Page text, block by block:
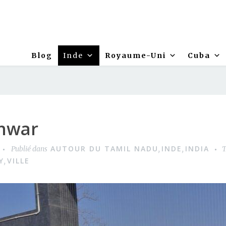
Blog Inde Royaume-Uni Cuba
Publié dans AUTOUR DU TAMIL NADU, INDE, INDIA
, VILLE